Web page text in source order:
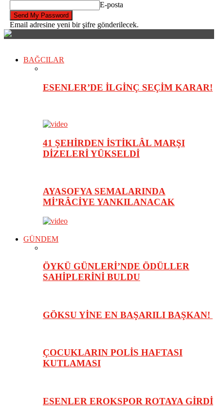
E-posta
Email adresine yeni bir şifre gönderilecek.
BAĞCILAR
ESENLER’DE İLGİNÇ SEÇİM KARAR!
41 ŞEHİRDEN İSTİKLÂL MARŞI
DİZELERİ YÜKSELDİ
AYASOFYA SEMALARINDA
Mİ’RÂCİYE YANKILANACAK
GÜNDEM
ÖYKÜ GÜNLERİ’NDE ÖDÜLLER
SAHİPLERİNİ BULDU
GÖKSU YİNE EN BAŞARILI BAŞKAN!
ÇOCUKLARIN POLİS HAFTASI
KUTLAMASI
ESENLER EROKSPOR ROTAYA GİRDİ